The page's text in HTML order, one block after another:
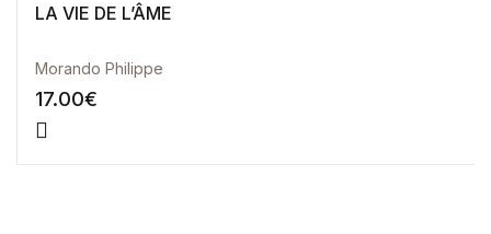
LA VIE DE L’ÂME
Morando Philippe
17.00€